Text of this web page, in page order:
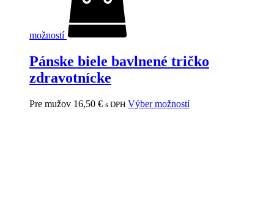
možností
Pánske biele bavlnené tričko
zdravotnícke
Pre mužov 16,50 € s DPH Výber možností